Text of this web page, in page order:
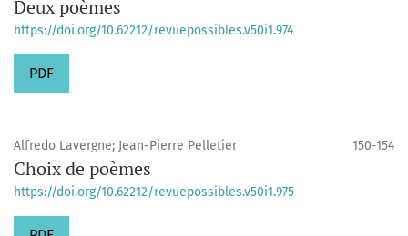
Deux poèmes
https://doi.org/10.62212/revuepossibles.v50i1.974
PDF
Alfredo Lavergne; Jean-Pierre Pelletier 150-154
Choix de poèmes
https://doi.org/10.62212/revuepossibles.v50i1.975